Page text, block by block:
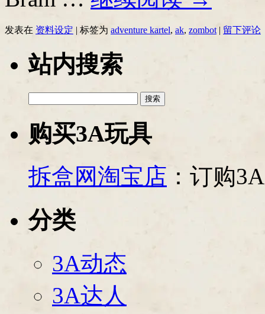
发表在 资料设定 标签为 adventure kartel, ak, zombot 留下评论
站内搜索
购买3A玩具
拆盒网淘宝店 ：订购
分类
3A动态
3A达人